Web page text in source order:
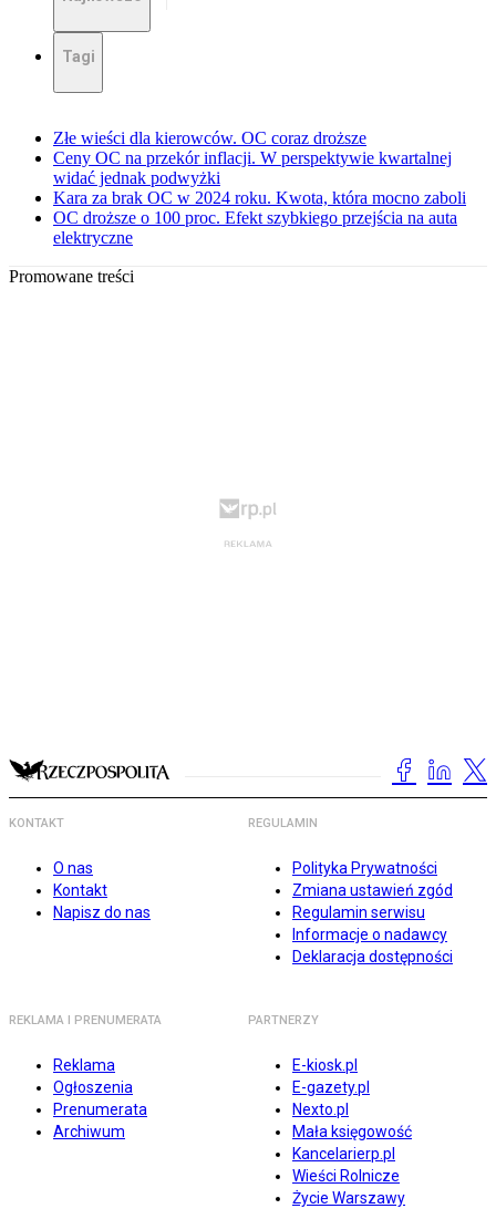
Tagi
Złe wieści dla kierowców. OC coraz droższe
Ceny OC na przekór inflacji. W perspektywie kwartalnej
widać jednak podwyżki
Kara za brak OC w 2024 roku. Kwota, która mocno zaboli
OC droższe o 100 proc. Efekt szybkiego przejścia na auta
elektryczne
Promowane treści
KONTAKT
O nas
Kontakt
Napisz do nas
REGULAMIN
Polityka Prywatności
Zmiana ustawień zgód
Regulamin serwisu
Informacje o nadawcy
Deklaracja dostępności
REKLAMA I PRENUMERATA
Reklama
Ogłoszenia
Prenumerata
Archiwum
PARTNERZY
E-kiosk.pl
E-gazety.pl
Nexto.pl
Mała księgowość
Kancelarierp.pl
Wieści Rolnicze
Życie Warszawy